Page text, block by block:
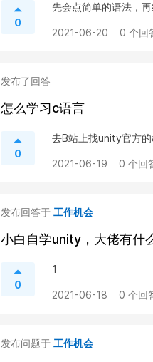
0
先会点简单的语法，
2021-06-20 0 个回
发布了回答
怎么学习c语言
0
去B站上找unity官方
2021-06-19 0 个回
发布回答于 工作机会
小白自学unity，大佬有什
0
1
2021-06-18 0 个回
发布问题于 工作机会